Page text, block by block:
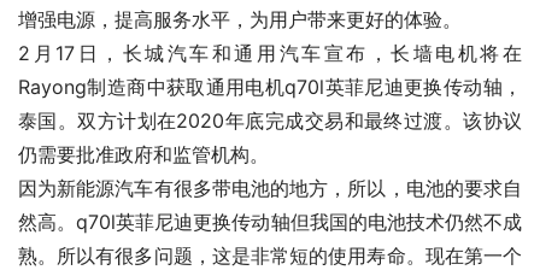
增强电源，提高服务水平，为用户带来更好的体验。
2月17日，长城汽车和通用汽车宣布，长墙电机将在
Rayong制造商中获取通用电机q70l英菲尼迪更换传动轴，
泰国。双方计划在2020年底完成交易和最终过渡。该协议
仍需要批准政府和监管机构。
因为新能源汽车有很多带电池的地方，所以，电池的要求自
然高。q70l英菲尼迪更换传动轴但我国的电池技术仍然不成
熟。所以有很多问题，这是非常短的使用寿命。现在第一个